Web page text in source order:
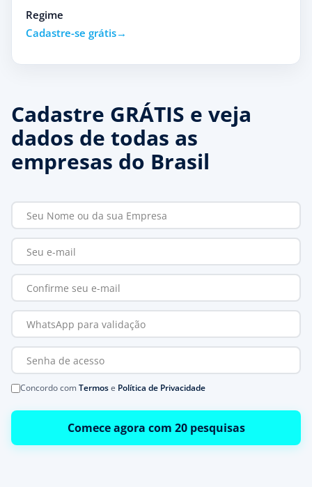
Regime
Cadastre-se grátis
Cadastre GRÁTIS e veja
dados de todas as
empresas do Brasil
Concordo comTermose Política de Privacidade
Comece agora com 20 pesquisas